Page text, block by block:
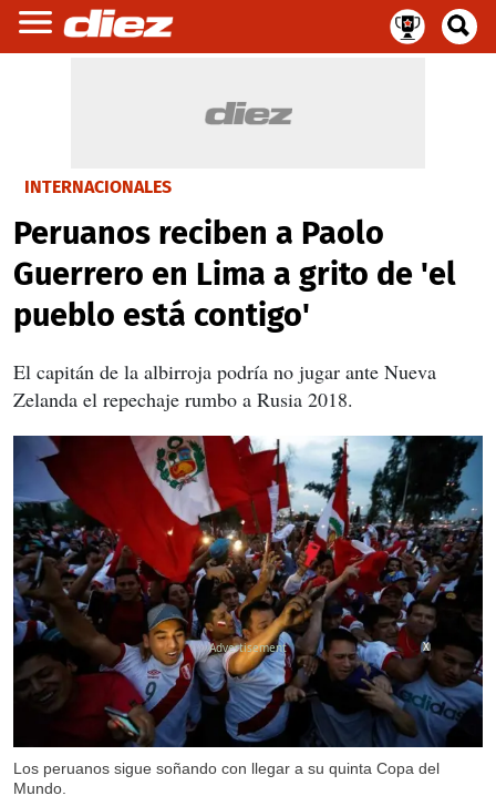
INTERNACIONALES
Peruanos reciben a Paolo
Guerrero en Lima a grito de 'el
pueblo está contigo'
El capitán de la albirroja podría no jugar ante Nueva
Zelanda el repechaje rumbo a Rusia 2018.
Los peruanos sigue soñando con llegar a su quinta Copa del
Mundo.
X